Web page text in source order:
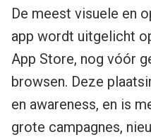
De meest visuele en
app wordt uitgelicht
App Store, nog vóór
browsen. Deze
en awareness, en is
grote campagnes,